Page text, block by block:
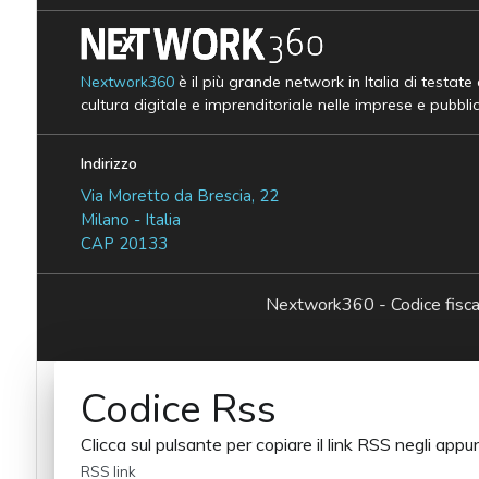
Nextwork360è il più grande network in Italia di testate
cultura digitale e imprenditoriale nelle imprese e
Indirizzo
Via Moretto da Brescia, 22
Milano - Italia
CAP 20133
Nextwork360 - Codice
Codice Rss
Clicca sul pulsante per copiare il link RSS negli
RSS link